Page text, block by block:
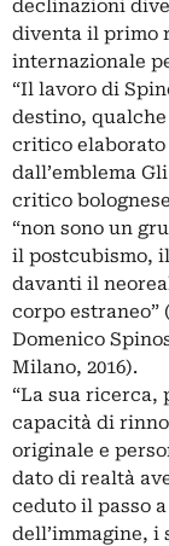
declinazioni
diventa il primo
internazionale
“Il lavoro di
destino,
critico elaborato
dall’emblema
critico
“non sono un
il postcubismo,
davanti il
corpo
Domenico
Milano, 2016).
“La sua ricerca,
capacità di
originale e
dato di realtà
ceduto il passo
dell’immagine,